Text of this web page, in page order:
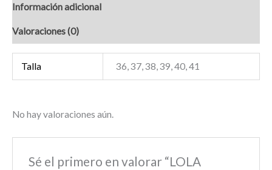
Información adicional
Valoraciones (0)
Talla 36, 37, 38, 39, 40, 41
No hay valoraciones aún.
Sé el primero en valorar “LOLA